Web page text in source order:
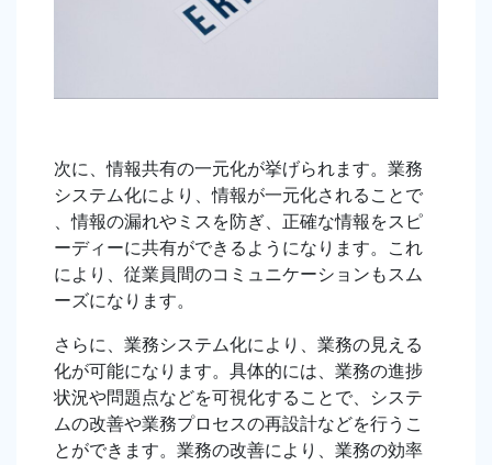
次に、情報共有の一元化が挙げられます。業務
システム化により、情報が一元化されることで
、情報の漏れやミスを防ぎ、正確な情報をスピ
ーディーに共有ができるようになります。これ
により、従業員間のコミュニケーションもスム
ーズになります。
さらに、業務システム化により、業務の見える
化が可能になります。具体的には、業務の進捗
状況や問題点などを可視化することで、システ
ムの改善や業務プロセスの再設計などを行うこ
とができます。業務の改善により、業務の効率